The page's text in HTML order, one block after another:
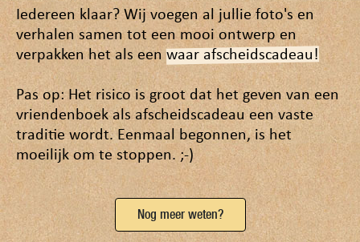
Iedereen klaar? Wij voegen al jullie foto's en
verhalen samen tot een mooi ontwerp en
verpakken het als een waar afscheidscadeau!
Pas op: Het risico is groot dat het geven van een
vriendenboek als afscheidscadeau een vaste
traditie wordt. Eenmaal begonnen, is het
moeilijk om te stoppen. ;-)
Nog meer weten?